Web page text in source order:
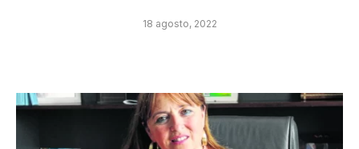
18 agosto, 2022